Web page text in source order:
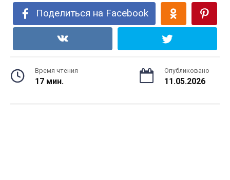
Поделиться на Facebook
Время чтения
17 мин.
Опубликовано
11.05.2026